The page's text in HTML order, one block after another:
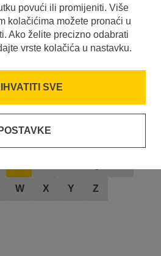
W X Y Z
povući ili promijeniti. Više
kolačićima možete pronaći u
Ako želite precizno odabrati
vrste kolačića u nastavku.
SVE
POSTAVKE